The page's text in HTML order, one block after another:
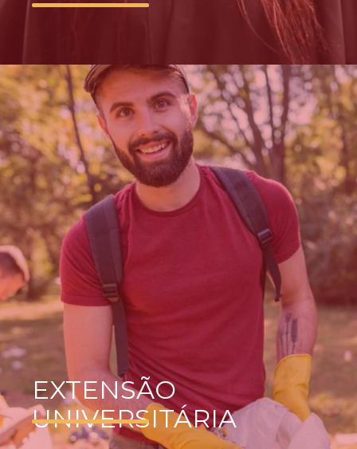
EXTENSÃO
UNIVERSITÁRIA